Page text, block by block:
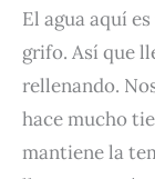
El agua aquí
grifo. Así que
rellenando.
hace mucho
mantiene la